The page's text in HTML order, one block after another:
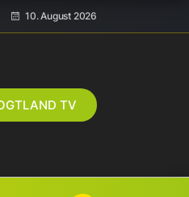
10. August 2026
TV